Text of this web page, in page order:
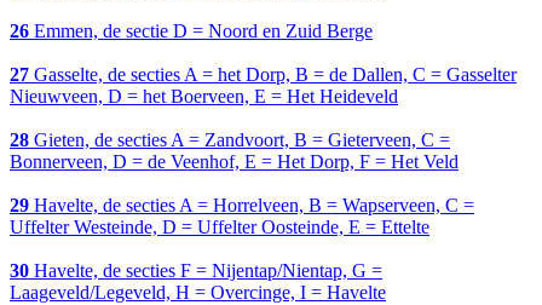
26 Emmen, de sectie D = Noord en Zuid Berge
27 Gasselte, de secties A = het Dorp, B = de Dallen, C = Gasselter
Nieuwveen, D = het Boerveen, E = Het Heideveld
28 Gieten, de secties A = Zandvoort, B = Gieterveen, C =
Bonnerveen, D = de Veenhof, E = Het Dorp, F = Het Veld
29 Havelte, de secties A = Horrelveen, B = Wapserveen, C =
Uffelter Westeinde, D = Uffelter Oosteinde, E = Ettelte
30 Havelte, de secties F = Nijentap/Nientap, G =
Laageveld/Legeveld, H = Overcinge, I = Havelte